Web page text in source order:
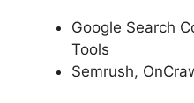
Google Search
Tools
Semrush,